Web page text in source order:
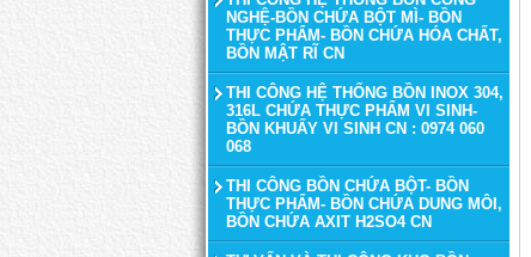
NGHỆ-BỒN CHỨA BỘT MÌ- BỒN
THỰC PHẨM- BỒN CHỨA HÓA CHẤT,
BỒN MẬT RĨ CN
THI CÔNG HỆ THỐNG BỒN INOX 304,
316L CHỨA THỰC PHẨM VI SINH-
BỒN KHUẤY VI SINH CN : 0974 060
068
THI CÔNG BỒN CHỨA BỘT- BỒN
THỰC PHẨM- BỒN CHỨA DUNG MÔI,
BỒN CHỨA AXIT H2SO4 CN